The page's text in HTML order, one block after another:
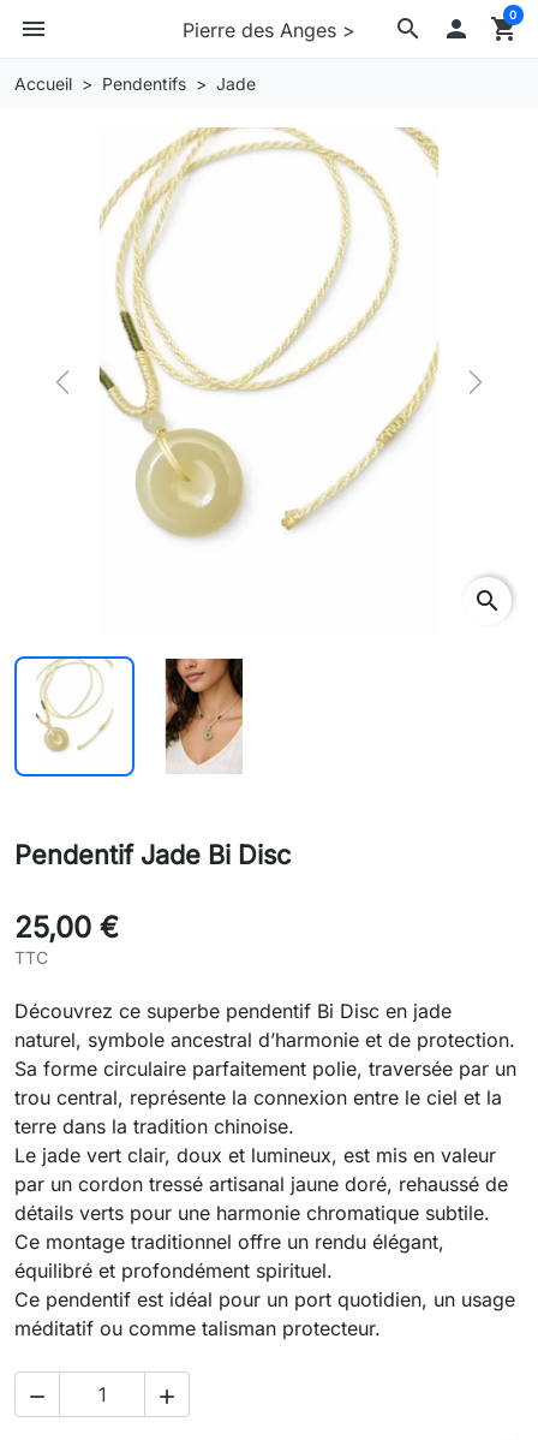
Pierre des Anges > search
menu  shopping_cart
0
Accueil Pendentifs Jade
Previous Next
Pendentif Jade Bi Disc
25,00 €
TTC
Découvrez ce superbe pendentif Bi Disc en jade
naturel, symbole ancestral d’harmonie et de protection.
Sa forme circulaire parfaitement polie, traversée par un
trou central, représente la connexion entre le ciel et la
terre dans la tradition chinoise.
Le jade vert clair, doux et lumineux, est mis en valeur
par un cordon tressé artisanal jaune doré, rehaussé de
détails verts pour une harmonie chromatique subtile.
Ce montage traditionnel offre un rendu élégant,
équilibré et profondément spirituel.
Ce pendentif est idéal pour un port quotidien, un usage
méditatif ou comme talisman protecteur.
 